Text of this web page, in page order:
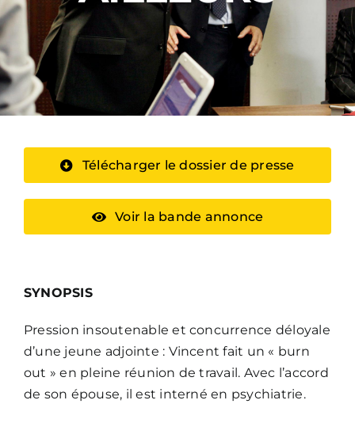
Télécharger le dossier de presse
Voir la bande annonce
SYNOPSIS
Pression insoutenable et concurrence déloyale
d’une jeune adjointe : Vincent fait un « burn
out » en pleine réunion de travail. Avec l’accord
de son épouse, il est interné en psychiatrie.